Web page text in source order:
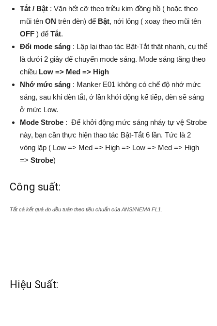
Tắt / Bật : Vặn hết cỡ theo triều kim đồng hồ ( hoặc theo
mũi tên ON trên đèn) để Bật, nới lỏng ( xoay theo mũi tên
OFF ) để Tắt.
Đổi mode sáng : Lập lại thao tác Bật-Tắt thật nhanh, cụ thể
là dưới 2 giây để chuyển mode sáng. Mode sáng tăng theo
chiều Low => Med => High
Nhớ mức sáng : Manker E01 không có chế độ nhớ mức
sáng, sau khi đèn tắt, ở lần khởi động kế tiếp, đèn sẽ sáng
ở mức Low.
Mode Strobe : Để khởi động mức sáng nháy tự vệ Strobe
này, bạn cần thực hiện thao tác Bật-Tắt 6 lần. Tức là 2
vòng lặp ( Low => Med => High => Low => Med => High
=> Strobe)
Công suất:
Tất cả kết quả đo đều tuân theo tiêu chuẩn của ANSI/NEMA FL1.
Hiệu Suất: